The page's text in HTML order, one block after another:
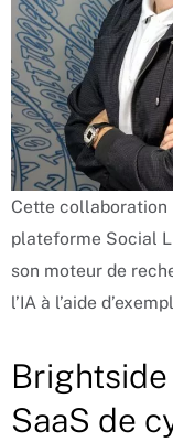
Cette collaboration
plateforme Social
son moteur de
l’IA à l’aide
SaaS de